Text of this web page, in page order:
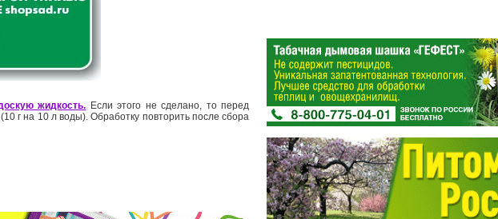
жидкость. Если этого не сделано, то перед
г на 10 л воды). Обработку повторить после сбора